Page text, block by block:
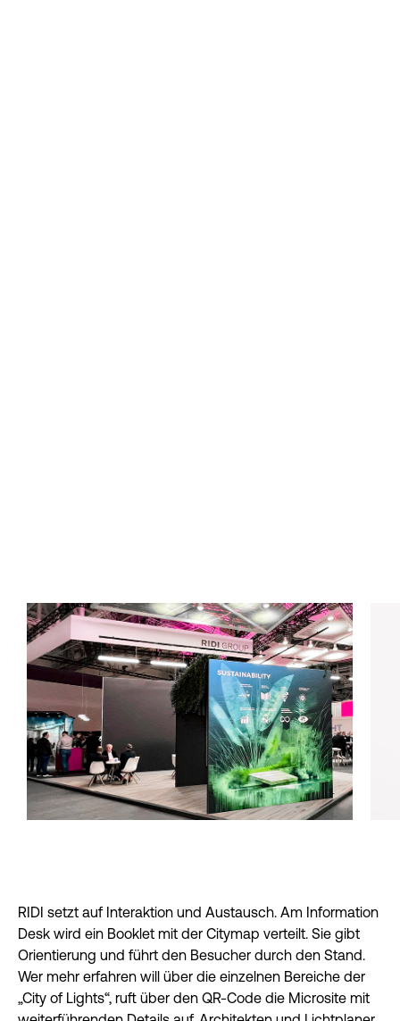
RIDI setzt auf Interaktion und Austausch. Am Information
Desk wird ein Booklet mit der Citymap verteilt. Sie gibt
Orientierung und führt den Besucher durch den Stand.
Wer mehr erfahren will über die einzelnen Bereiche der
„City of Lights“, ruft über den QR-Code die Microsite mit